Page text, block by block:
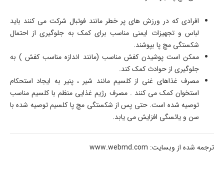
افرادی که در ورزش های پر خطر مانند فوتبال شرکت می کنند باید
لباس و تجهیزات ایمنی مناسب برای کمک به جلوگیری از احتمال
شکستگی مچ پا بپوشند.
ممکن است پوشیدن کفش مناسب (مانند اندازه مناسب کفش ) به
جلوگیری از حوادث کمک کند.
مصرف غذاهای غنی از کلسیم مانند شیر ، پنیر به ایجاد استحکام
استخوان کمک می کنند . مصرف رژیم غذایی منظم با کلسیم مناسب
توصیه شده است. حتی پس از شکستگی مچ پا کلسیم توصیه شده با
سن و یائسگی افزایش می یابد.
ترجمه شده از وبسایت: www.webmd.com